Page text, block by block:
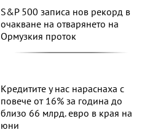
S&P 500 записа нов рекорд в
очакване на отварянето на
Ормузкия проток
Кредитите у нас нараснаха с
повече от 16% за година до
близо 66 млрд. евро в края на
юни